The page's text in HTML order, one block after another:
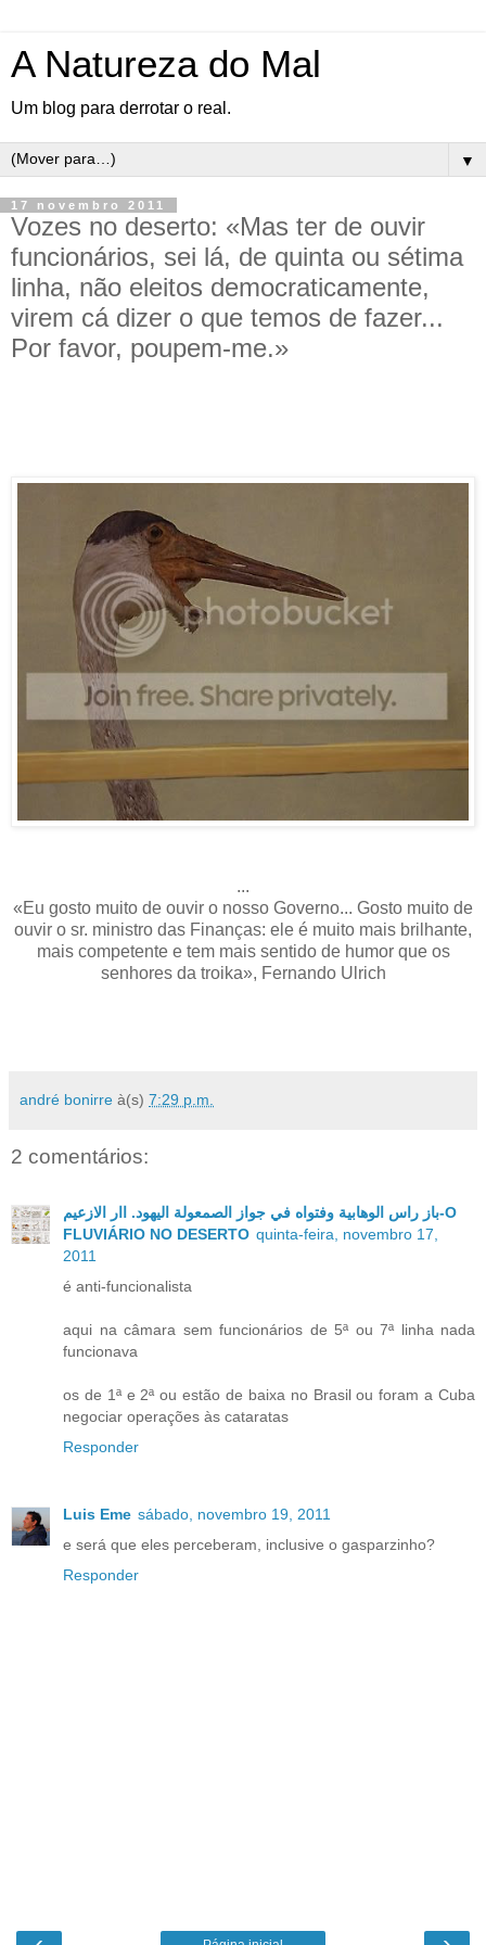
A Natureza do Mal
Um blog para derrotar o real.
▼
17 novembro 2011
Vozes no deserto: «Mas ter de ouvir
funcionários, sei lá, de quinta ou sétima
linha, não eleitos democraticamente,
virem cá dizer o que temos de fazer...
Por favor, poupem-me.»
...
«Eu gosto muito de ouvir o nosso Governo... Gosto muito de
ouvir o sr. ministro das Finanças: ele é muito mais brilhante,
mais competente e tem mais sentido de humor que os
senhores da troika», Fernando Ulrich
andré bonirre à(s) 7:29 p.m.
2 comentários:
باز راس الوهابية وفتواه في جواز الصمعولة اليهود. اار الازعيم-O
FLUVIÁRIO NO DESERTO quinta-feira, novembro 17,
2011
é anti-funcionalista
aqui na câmara sem funcionários de 5ª ou 7ª linha nada
funcionava
os de 1ª e 2ª ou estão de baixa no Brasil ou foram a Cuba
negociar operações às cataratas
Responder
Luis Eme sábado, novembro 19, 2011
e será que eles perceberam, inclusive o gasparzinho?
Responder